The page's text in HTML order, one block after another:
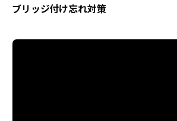
ブリッジ付け忘れ対策